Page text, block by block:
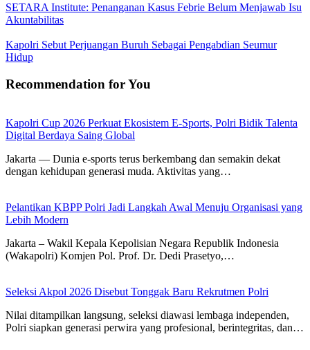
SETARA Institute: Penanganan Kasus Febrie Belum Menjawab Isu
Akuntabilitas
Kapolri Sebut Perjuangan Buruh Sebagai Pengabdian Seumur
Hidup
Recommendation for You
Kapolri Cup 2026 Perkuat Ekosistem E-Sports, Polri Bidik Talenta
Digital Berdaya Saing Global
Jakarta — Dunia e-sports terus berkembang dan semakin dekat
dengan kehidupan generasi muda. Aktivitas yang…
Pelantikan KBPP Polri Jadi Langkah Awal Menuju Organisasi yang
Lebih Modern
Jakarta – Wakil Kepala Kepolisian Negara Republik Indonesia
(Wakapolri) Komjen Pol. Prof. Dr. Dedi Prasetyo,…
Seleksi Akpol 2026 Disebut Tonggak Baru Rekrutmen Polri
Nilai ditampilkan langsung, seleksi diawasi lembaga independen,
Polri siapkan generasi perwira yang profesional, berintegritas, dan…